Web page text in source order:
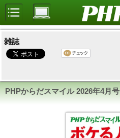
雑誌
PHPからだスマイル2026年4月号